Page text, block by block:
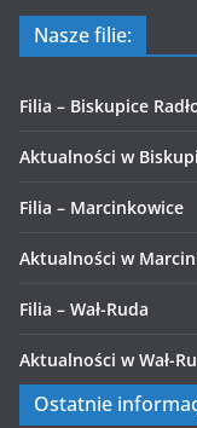
Nasze filie:
Filia – Biskupice
Aktualności w
Filia – Marcinkowice
Aktualności w
Filia – Wał-Ruda
Aktualności w Wał-
Ostatnie